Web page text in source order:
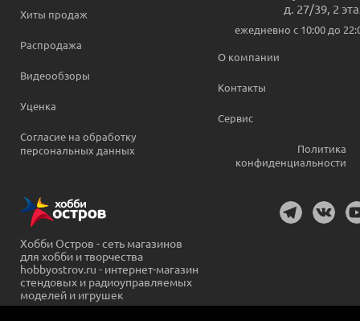
Хиты продаж
Распродажа
Видеообзоры
Уценка
Согласие на обработку
персональных данных
д. 27/39, 2
ежедневно c 10:00 до
О компании
Контакты
Сервис
Политика
конфиденциальности
Хобби Остров - сеть магазинов
для хобби и творчества
hobbyostrov.ru - интернет-магазин
стендовых и радиоуправляемых
моделей и игрушек